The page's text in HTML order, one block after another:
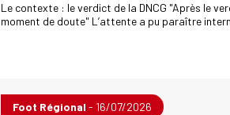
Le contexte : le verdict de la DNCG "Après le
moment de doute" L’attente a pu paraître
Foot Régional - 16/07/2026